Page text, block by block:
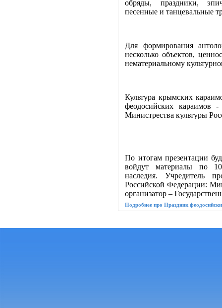
обряды, праздники,
песенные и танцевальные
Для формирования
несколько объектов,
нематериальному
Культура крымских
феодосийских караимов
Министрества культуры
По итогам презентации
войдут материалы по
наследия. Учредитель
Российской Федерации:
организатор –
Подробнее про Праздник